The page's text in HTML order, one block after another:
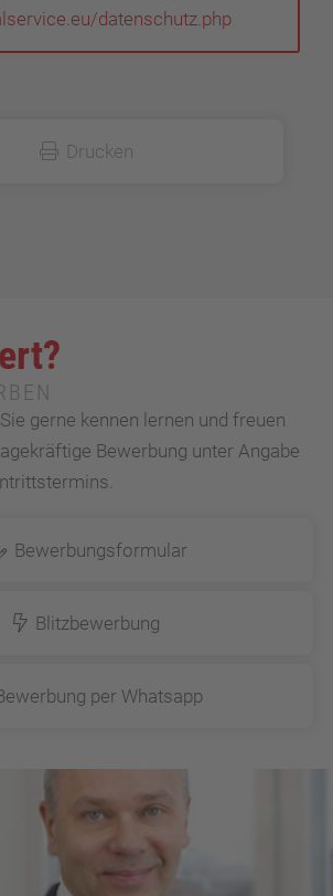
datenschutz.php
Drucken
gerne kennen lernen und freuen
Bewerbung unter Angabe
Bewerbungsformular
Blitzbewerbung
per Whatsapp